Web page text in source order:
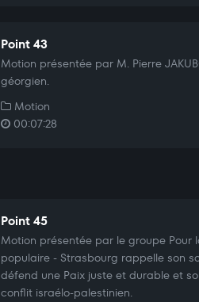
Point 43
Motion présentée par M. Pierre
géorgien.
Motion
00:07:28
Point 45
Motion présentée par le groupe Pour
populaire - Strasbourg rappelle son
défend une Paix juste et durable et
conflit israélo-palestinien.